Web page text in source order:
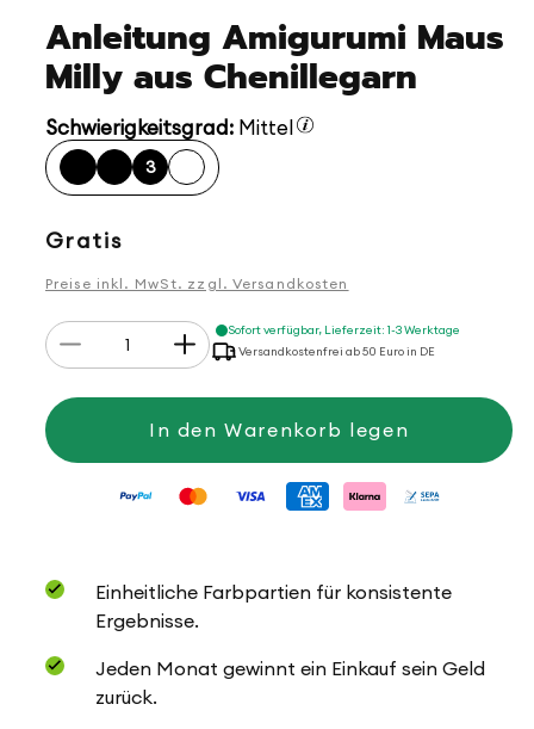
Anleitung Amigurumi Maus
Milly aus Chenillegarn
Schwierigkeitsgrad: Mittel
3
Normaler
Preis
Gratis
Preise inkl. MwSt. zzgl. Versandkosten
Anzahl
Verringere
die
für
Maus
Erhöhe
die
Anleitung
Amigurumi
Maus
aus
Sofort verfügbar, Lieferzeit: 1-3 Werktage
Versandkostenfrei ab 50 Euro in DE
In den Warenkorb legen
Einheitliche Farbpartien für konsistente
Ergebnisse.
Jeden Monat gewinnt ein Einkauf sein Geld
zurück.